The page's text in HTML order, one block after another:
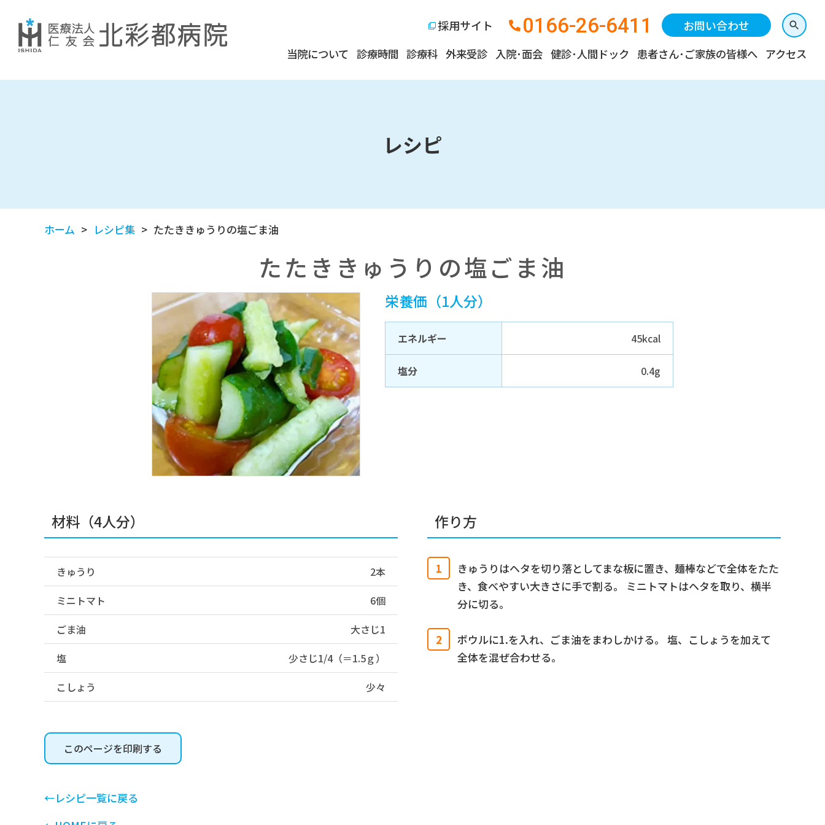
採用サイト 0166-26-6411 お問い合わせ
当院について 診療時間 診療科 外来受診 入院･面会 健診･人間ドック 患者さん･ご家族の皆様へ アクセス
レシピ
ホーム レシピ集 たたききゅうりの塩ごま油
たたききゅうりの塩ごま油
栄養価（1人分）
エネルギー 45kcal
塩分 0.4g
材料（4人分）
きゅうり
2本
ミニトマト
6個
ごま油
大さじ1
塩
少さじ1/4（＝1.5ｇ）
こしょう
少々
作り方
きゅうりはヘタを切り落としてまな板に置き、麺棒などで全体をたた
き、食べやすい大きさに手で割る。 ミニトマトはヘタを取り、横半
分に切る。
ボウルに1.を入れ、ごま油をまわしかける。 塩、こしょうを加えて
全体を混ぜ合わせる。
このページを印刷する
←レシピ一覧に戻る